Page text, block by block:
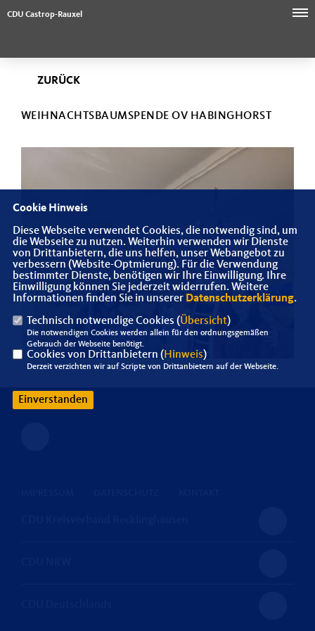
CDU Castrop-Rauxel
ZURÜCK
WEIHNACHTSBAUMSPENDE OV HABINGHORST
Cookie Hinweis
Diese Webseite verwendet Cookies, die notwendig sind, um
die Webseite zu nutzen. Weiterhin verwenden wir Dienste
von Drittanbietern, die uns helfen, unser Webangebot zu
verbessern (Website-Optmierung). Für die Verwendung
bestimmter Dienste, benötigen wir Ihre Einwilligung. Ihre
Einwilligung können Sie jederzeit widerrufen. Weitere
Informationen finden Sie in unserer Datenschutzerklärung.
Technisch notwendige Cookies (Übersicht)
Die notwendigen Cookies werden allein für den ordnungsgemäßen
Gebrauch der Webseite benötigt.
Cookies von Drittanbietern (Hinweis)
Derzeit verzichten wir auf Scripte von Drittanbietern auf der Webseite.
Einverstanden